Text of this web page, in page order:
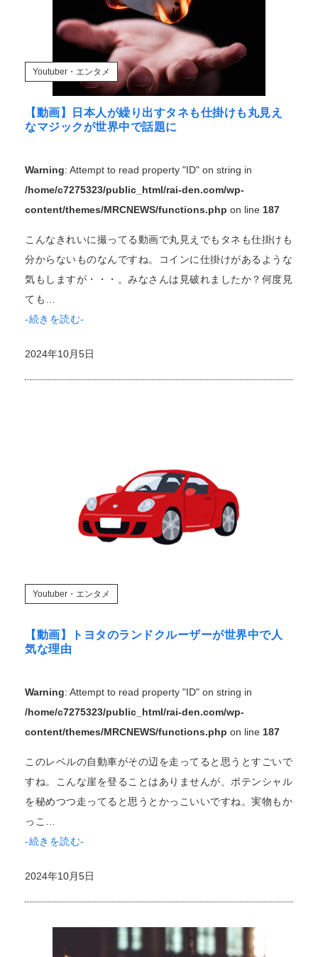
Youtuber・エンタメ
【動画】日本人が繰り出すタネも仕掛けも丸見え
なマジックが世界中で話題に
Warning: Attempt to read property "ID" on string in
/home/c7275323/public_html/rai-den.com/wp-
content/themes/MRCNEWS/functions.php on line 187
こんなきれいに撮ってる動画で丸見えでもタネも仕掛けも
分からないものなんですね。コインに仕掛けがあるような
気もしますが・・・。みなさんは見破れましたか？何度見
ても…
-続きを読む-
2024年10月5日
Youtuber・エンタメ
【動画】トヨタのランドクルーザーが世界中で人
気な理由
Warning: Attempt to read property "ID" on string in
/home/c7275323/public_html/rai-den.com/wp-
content/themes/MRCNEWS/functions.php on line 187
このレベルの自動車がその辺を走ってると思うとすごいで
すね。こんな崖を登ることはありませんが、ポテンシャル
を秘めつつ走ってると思うとかっこいいですね。実物もか
っこ…
-続きを読む-
2024年10月5日